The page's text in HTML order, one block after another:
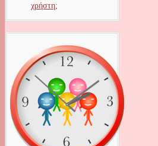
χρήστη;